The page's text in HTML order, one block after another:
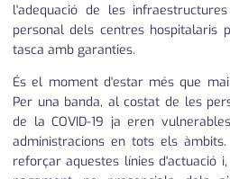
l'adequació de les
personal dels centres hospitalaris
tasca amb garanties.
És el moment d'estar més que
Per una banda, al costat de les
de la COVID-19 ja eren
administracions en tots els
reforçar aquestes línies d'actuació